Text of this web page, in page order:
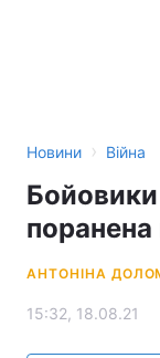
Новини › Війна
АНТОНІНА
15:32, 18.08.21